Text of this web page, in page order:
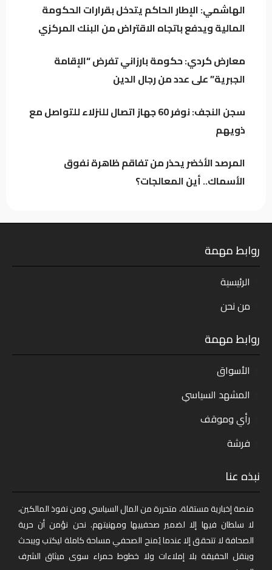
المرصد الأخضر يحذر من تفاقم ظاهرة نفوق
السوق النفطي
الهاشمي: الإطار الحاكم يتدخل بقرارات الحكومة
المالية ويدفع باتجاه الاقتراض من البنك المركزي
معارض كردي: حكومة بارزاني تفرض “الإقامة
الجبرية” على عدد من رجال الدين
سجن النجف: نوفر 60 جهاز اتصال للنزلاء للتواصل مع
ذويهم
المرصد الأخضر يحذر من تفاقم ظاهرة نفوق
الأسماك.. أين المعالجات؟
روابط مهمة
الرئيسية
من نحن
روابط مهمة
الأسواق
المشهد السياسي
رأي وموقف
فرشة
نبذه عنا
منصة إخبارية مستقلة، متحررة من المال السياسي ومن نفوذ المالكين،
لا سلطان فيها إلا لضمير صحفييها ومهنيتهم. نحن نؤمن أن حرية
الصحافة لا تتحقق إلا عندما يُمنح الصحفي مساحة كاملة ليكتب ويبحث
وينقل الحقيقة بلا إملاءات ولا خطوط حمراء سوى ميثاق الشرف